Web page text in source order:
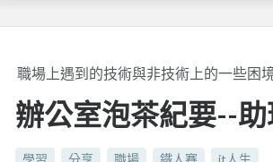
職場上遇到的技術與非技術上的一些困
辦公室泡茶紀要--
學習 分享 職場 鐵人賽 it人生